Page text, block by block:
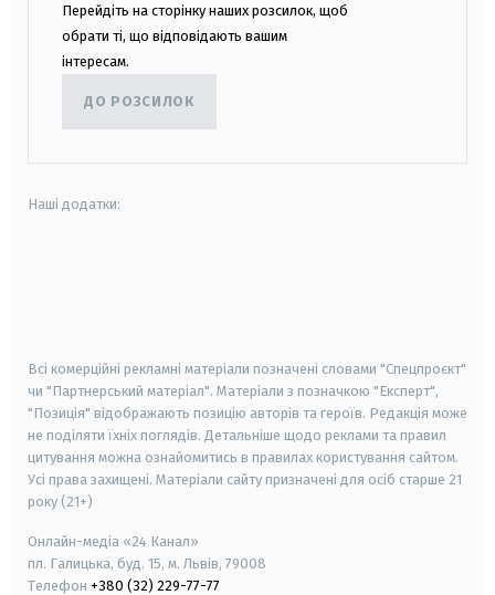
Перейдіть на сторінку наших розсилок, щоб
обрати ті, що відповідають вашим
інтересам.
ДО РОЗСИЛОК
Наші додатки:
Всі комерційні рекламні матеріали позначені словами "Спецпроєкт"
чи "Партнерський матеріал". Матеріали з позначкою "Експерт",
"Позиція" відображають позицію авторів та героїв. Редакція може
не поділяти їхніх поглядів. Детальніше щодо реклами та правил
цитування можна ознайомитись в правилах користування сайтом.
Усі права захищені. Матеріали сайту призначені для осіб старше 21
року (21+)
Онлайн-медіа «24 Канал»
пл. Галицька, буд. 15, м. Львів, 79008
Телефон +380 (32) 229-77-77